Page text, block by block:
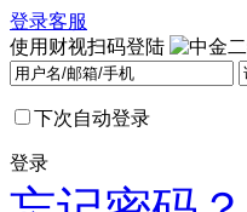
登录客服
使用财视扫码登陆
下次自动登录
登录